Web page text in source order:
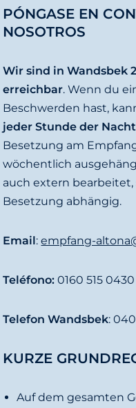
n
t
n
PÓNGASE EN
NOSOTROS
Wir sind in Wandsbek
erreichbar. Wenn du
Beschwerden hast,
jeder Stunde der Nacht
Besetzung am
wöchentlich
auch extern
Besetzung abhängig.
Email:empfang-
Teléfono: 0160 515 0430
Telefon Wandsbek:
KURZE
Auf dem gesamten